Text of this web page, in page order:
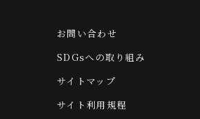
お問い合わせ
SDGsへの取り組み
サイトマップ
サイト利用規程